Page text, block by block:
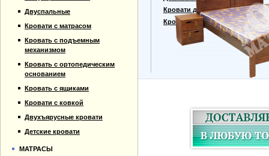
Двуспальные
Кровати с матрасом
Кровать с подъемным
механизмом
Кровать с ортопедическим
основанием
Кровать с ящиками
Кровати с ковкой
Двухъярусные кровати
Детские кровати
МАТРАСЫ
Прайс-лист
Контакты
Кровати для дачи
Кровать тахта